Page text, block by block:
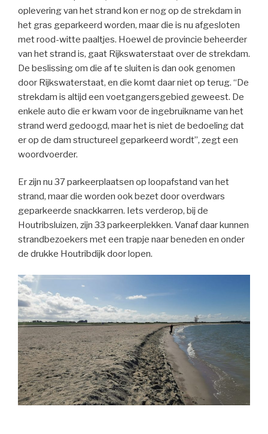
oplevering van het strand kon er nog op de strekdam in
het gras geparkeerd worden, maar die is nu afgesloten
met rood-witte paaltjes. Hoewel de provincie beheerder
van het strand is, gaat Rijkswaterstaat over de strekdam.
De beslissing om die af te sluiten is dan ook genomen
door Rijkswaterstaat, en die komt daar niet op terug. “De
strekdam is altijd een voetgangersgebied geweest. De
enkele auto die er kwam voor de ingebruikname van het
strand werd gedoogd, maar het is niet de bedoeling dat
er op de dam structureel geparkeerd wordt”, zegt een
woordvoerder.
Er zijn nu 37 parkeerplaatsen op loopafstand van het
strand, maar die worden ook bezet door overdwars
geparkeerde snackkarren. Iets verderop, bij de
Houtribsluizen, zijn 33 parkeerplekken. Vanaf daar kunnen
strandbezoekers met een trapje naar beneden en onder
de drukke Houtribdijk door lopen.